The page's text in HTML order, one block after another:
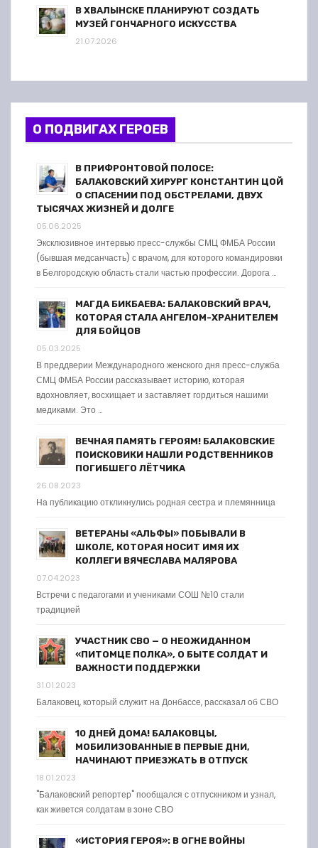
В ХВАЛЫНСКЕ ПЛАНИРУЮТ СОЗДАТЬ
МУЗЕЙ ГОНЧАРНОГО ИСКУССТВА
21.07.2026
О ПОДВИГАХ ГЕРОЕВ
В ПРИФРОНТОВОЙ ПОЛОСЕ:
БАЛАКОВСКИЙ ХИРУРГ КОНСТАНТИН ЦОЙ
О СПАСЕНИИ ПОД ОБСТРЕЛАМИ, ДВУХ
ТЫСЯЧАХ ЖИЗНЕЙ И ДОЛГЕ
05.06.2025
Эксклюзивное интервью пресс-службы СМЦ ФМБА России
(бывшая медсанчасть) с врачом, для которого командировки
в Белгородскую область стали частью профессии. Дорога …
МАГДА БИКБАЕВА: БАЛАКОВСКИЙ ВРАЧ,
КОТОРАЯ СТАЛА АНГЕЛОМ-ХРАНИТЕЛЕМ
ДЛЯ БОЙЦОВ
05.03.2025
В преддверии Международного женского дня пресс-служба
СМЦ ФМБА России рассказывает историю, которая
вдохновляет, восхищает и заставляет гордиться нашими
медиками. Это …
ВЕЧНАЯ ПАМЯТЬ ГЕРОЯМ! БАЛАКОВСКИЕ
ПОИСКОВИКИ НАШЛИ РОДСТВЕННИКОВ
ПОГИБШЕГО ЛЁТЧИКА
26.08.2023
На публикацию откликнулись родная сестра и племянница
ВЕТЕРАНЫ «АЛЬФЫ» ПОБЫВАЛИ В
ШКОЛЕ, КОТОРАЯ НОСИТ ИМЯ ИХ
КОЛЛЕГИ ВЯЧЕСЛАВА МАЛЯРОВА
07.04.2023
Встречи с педагогами и учениками СОШ №10 стали
традицией
УЧАСТНИК СВО — О НЕОЖИДАННОМ
«ПИТОМЦЕ ПОЛКА», О БЫТЕ СОЛДАТ И
ВАЖНОСТИ ПОДДЕРЖКИ
31.01.2023
Балаковец, который служит на Донбассе, рассказал об СВО
10 ДНЕЙ ДОМА! БАЛАКОВЦЫ,
МОБИЛИЗОВАННЫЕ В ПЕРВЫЕ ДНИ,
НАЧИНАЮТ ПРИЕЗЖАТЬ В ОТПУСК
18.01.2023
"Балаковский репортер" пообщался с отпускником и узнал,
как живется солдатам в зоне СВО
«ИСТОРИЯ ГЕРОЯ»: В ОГНЕ ВОЙНЫ